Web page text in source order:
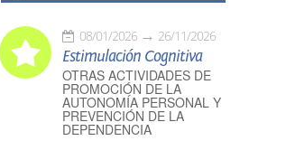
08/01/2026 26/11/2026
Estimulación Cognitiva
OTRAS ACTIVIDADES DE
PROMOCIÓN DE LA
AUTONOMÍA PERSONAL Y
PREVENCIÓN DE LA
DEPENDENCIA